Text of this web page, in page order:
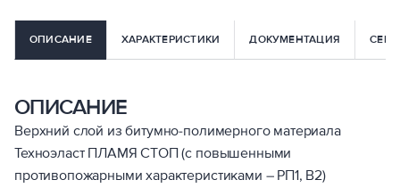
ОПИСАНИЕ ХАРАКТЕРИСТИКИ ДОКУМЕНТАЦИЯ
ОПИСАНИЕ
Верхний слой из битумно-полимерного материала
Техноэласт ПЛАМЯ СТОП (с повышенными
противопожарными характеристиками – РП1, В2)